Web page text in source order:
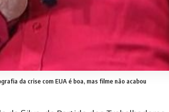
da crise com EUA é boa, mas filme não acabou